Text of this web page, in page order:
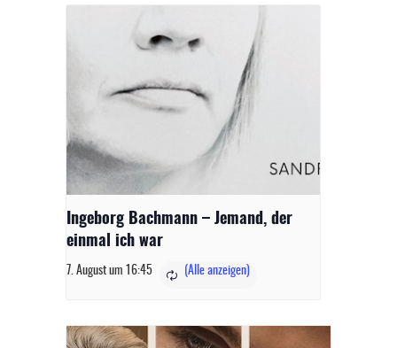
Ingeborg Bachmann – Jemand, der
einmal ich war
7. August um 16:45